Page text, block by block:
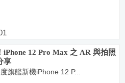
iPhone 12 Pro Max 之 AR 與拍照
享
旗艦新機iPhone 12 P...